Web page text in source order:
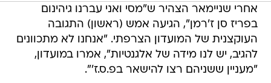
אחרי שניימאר הצהיר ש"מסי ואני עברנו גיהינום
בפריז סן ז'רמן", הגיעה אמש (ראשון) התגובה
העוקצנית של המועדון הצרפתי. "אנחנו לא מתכוונים
להגיב, יש לנו מידה של אלגנטיות", אמרו במועדון,
"מעניין ששניהם רצו להישאר בפ.ס.ז'".